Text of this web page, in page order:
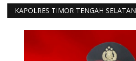
KAPOLRES TIMOR TENGAH SELATAN